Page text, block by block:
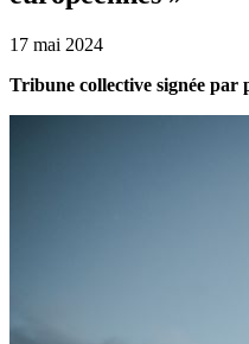
17 mai 2024
Tribune collective signée par